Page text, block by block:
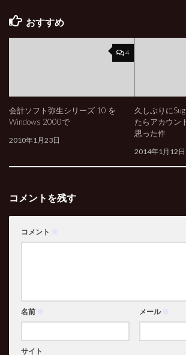
おすすめ
4
会計ソフト弥生シリーズ 10 を
Windows 2000で
2010年1月23日
久しぶりに
たらアカウン
思った件
2014年1月12日
コメントを残す
コメント ※
名前 ※ メール ※
サイト